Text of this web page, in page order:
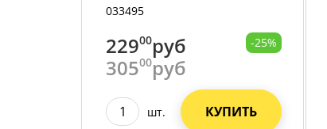
033495
22900руб
30500руб
-25%
шт. КУПИТЬ